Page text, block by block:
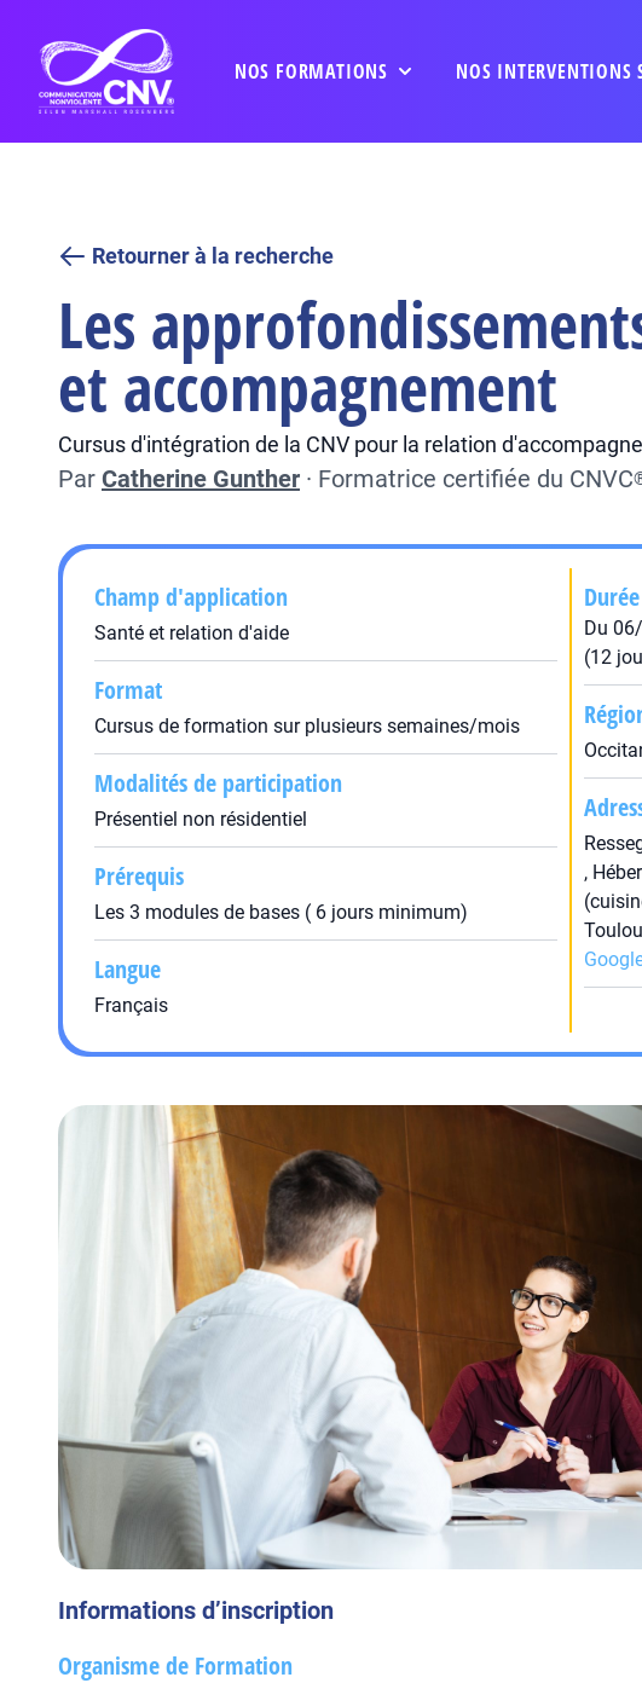
NOS FORMATIONS NOS INTERVENTIONS
Retourner à la recherche
Les
et accompagnement
Cursus d'intégration de la CNV pour la relation
Par Catherine Gunther · Formatrice certifiée du CNVC
Champ d'application
Santé et relation d'aide
Format
Cursus de formation sur plusieurs semaines/mois
Modalités de participation
Présentiel non résidentiel
Prérequis
Les 3 modules de bases ( 6 jours minimum)
Langue
Français
Du
(12
,
Informations d’inscription
Organisme de Formation